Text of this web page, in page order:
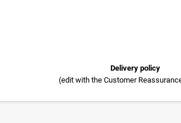
Delivery policy
(edit with the Customer